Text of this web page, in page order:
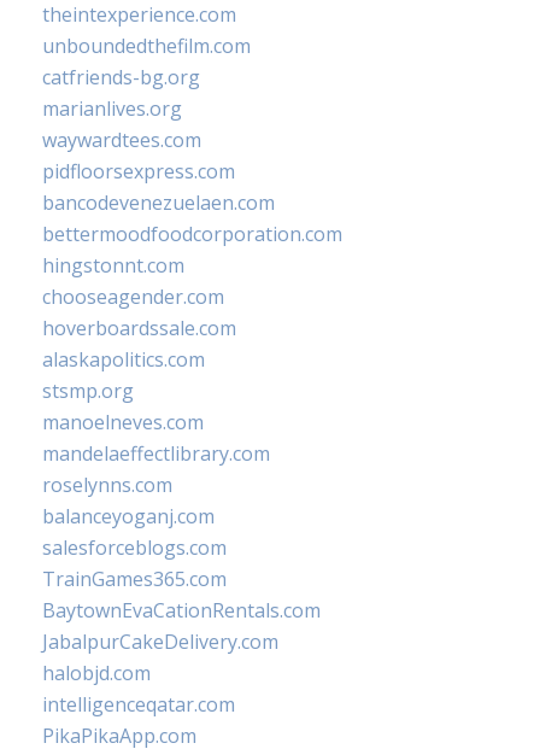
theintexperience.com
unboundedthefilm.com
catfriends-bg.org
marianlives.org
waywardtees.com
pidfloorsexpress.com
bancodevenezuelaen.com
bettermoodfoodcorporation.com
hingstonnt.com
chooseagender.com
hoverboardssale.com
alaskapolitics.com
stsmp.org
manoelneves.com
mandelaeffectlibrary.com
roselynns.com
balanceyoganj.com
salesforceblogs.com
TrainGames365.com
BaytownEvaCationRentals.com
JabalpurCakeDelivery.com
halobjd.com
intelligenceqatar.com
PikaPikaApp.com